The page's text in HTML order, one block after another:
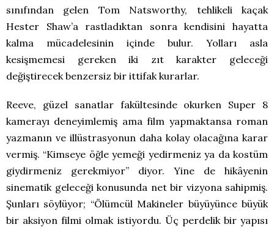
sınıfından gelen Tom Natsworthy, tehlikeli kaçak
Hester Shaw’a rastladıktan sonra kendisini hayatta
kalma mücadelesinin içinde bulur. Yolları asla
kesişmemesi gereken iki zıt karakter geleceği
değiştirecek benzersiz bir ittifak kurarlar.
Reeve, güzel sanatlar fakültesinde okurken Super 8
kamerayı deneyimlemiş ama film yapmaktansa roman
yazmanın ve illüstrasyonun daha kolay olacağına karar
vermiş. “Kimseye öğle yemeği yedirmeniz ya da kostüm
giydirmeniz gerekmiyor” diyor. Yine de hikâyenin
sinematik geleceği konusunda net bir vizyona sahipmiş.
Şunları söylüyor; “Ölümcül Makineler büyüyünce büyük
bir aksiyon filmi olmak istiyordu. Üç perdelik bir yapısı